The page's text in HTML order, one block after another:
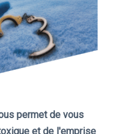
permet de vous
et de l'emprise